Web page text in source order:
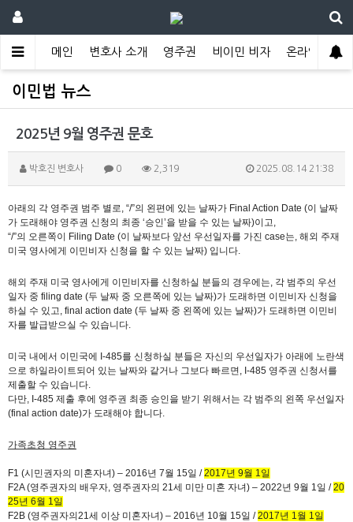
메인 변호사 소개 영주권 비이민 비자 온라인 상담
이민법 뉴스
2025년 9월 영주권 문호
박호진 변호사 0 2,319 2025.08.14 21:38
아래의 각 영주권 범주 별로, “/”의 왼편에 있는 날짜가 Final Action Date (이 날짜
가 도래해야 영주권 신청의 최종 ‘승인’을 받을 수 있는 날짜)이고,
“/”의 오른쪽이 Filing Date (이 날짜보다 앞선 우선일자를 가진 case는, 해외 주재
미국 영사에게 이민비자 신청을 할 수 있는 날짜) 입니다.
해외 주재 미국 영사에게 이민비자를 신청하실 분들의 경우에는, 각 범주의 우선
일자 중 filing date (두 날짜 중 오른쪽에 있는 날짜)가 도래하면 이민비자 신청을
하실 수 있고, final action date (두 날짜 중 왼쪽에 있는 날짜)가 도래하면 이민비
자를 발급받으실 수 있습니다.
미국 내에서 이민국에 I-485를 신청하실 분들은 자신의 우선일자가 아래에 노란색
으로 하일라이트되어 있는 날짜와 같거나 그보다 빠르면 , I-485 영주권 신청서를
제출할 수 있습니다.
다만, I-485 제출 후에 영주권 최종 승인을 받기 위해서는 각 범주의 왼쪽 우선일자
(final action date)가 도래해야 합니다.
가족초청 영주권
F1 (시민권자의 미혼자녀) – 2016년 7월 15일 /2017년 9월 1일
F2A (영주권자의 배우자, 영주권자의 21세 미만 미혼 자녀) – 2022년 9월 1일 /20
25년 6월 1일
F2B (영주권자의 21세 이상 미혼자녀) – 2016년 10월 15일 /2017년 1월 1일